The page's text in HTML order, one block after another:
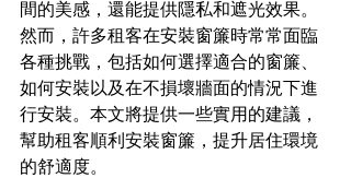
間的美感，還能提供隱私和遮光效果。
然而，許多租客在安裝窗簾時常常面臨
各種挑戰，包括如何選擇適合的窗簾、
如何安裝以及在不損壞牆面的情況下進
行安裝。本文將提供一些實用的建議，
幫助租客順利安裝窗簾，提升居住環境
的舒適度。